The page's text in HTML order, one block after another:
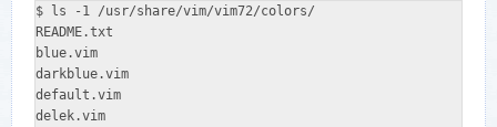
$ ls -1 /usr/share/vim/vim72/colors/
README.txt
blue.vim
darkblue.vim
default.vim
delek.vim